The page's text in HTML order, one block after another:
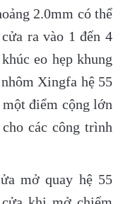
2.0mm có thể
ra vào 1 đến 4
eo hẹp khung
Xingfa hệ 55
điểm cộng lớn
các công trình
mở quay hệ 55